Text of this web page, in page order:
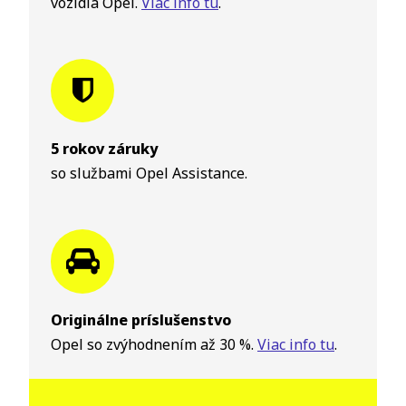
5 rokov záruky
so službami Opel Assistance.
Originálne príslušenstvo
Opel so zvýhodnením až 30 %. Viac info tu.